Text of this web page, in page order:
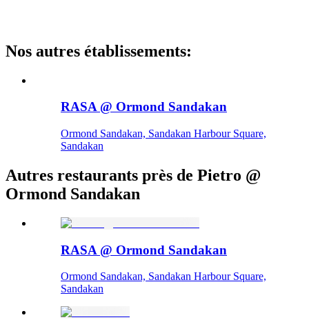
Nos autres établissements:
RASA @ Ormond Sandakan
Ormond Sandakan, Sandakan Harbour Square,
Sandakan
Autres restaurants près de Pietro @
Ormond Sandakan
RASA @ Ormond Sandakan
Ormond Sandakan, Sandakan Harbour Square,
Sandakan